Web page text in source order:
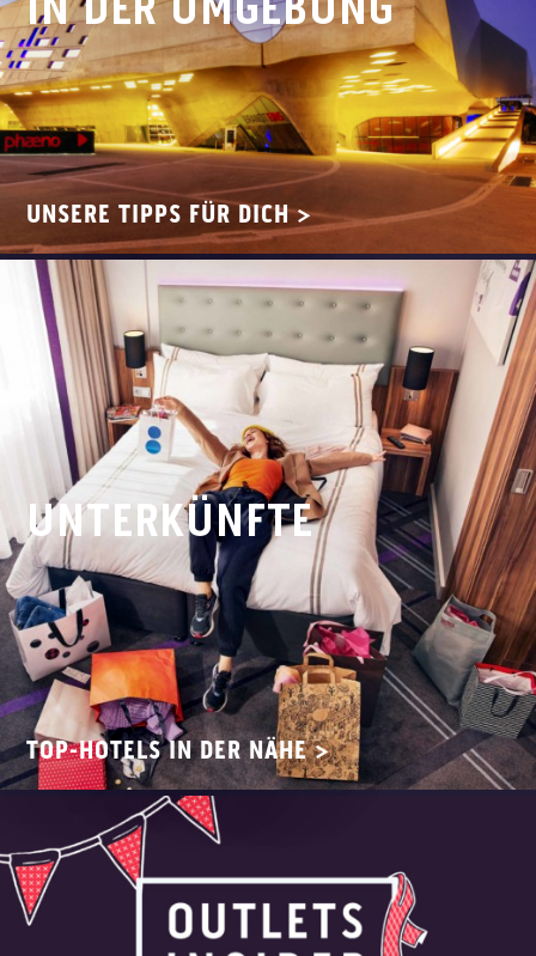
IN DER UMGEBUNG
UNSERE TIPPS FÜR DICH >
UNTERKÜNFTE
TOP-HOTELS IN DER NÄHE >